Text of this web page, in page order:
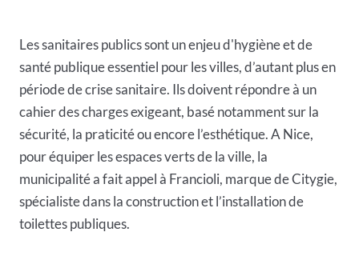
Les sanitaires publics sont un enjeu d'hygiène et de
santé publique essentiel pour les villes, d’autant plus en
période de crise sanitaire. Ils doivent répondre à un
cahier des charges exigeant, basé notamment sur la
sécurité, la praticité ou encore l’esthétique. A Nice,
pour équiper les espaces verts de la ville, la
municipalité a fait appel à Francioli, marque de Citygie,
spécialiste dans la construction et l’installation de
toilettes publiques.